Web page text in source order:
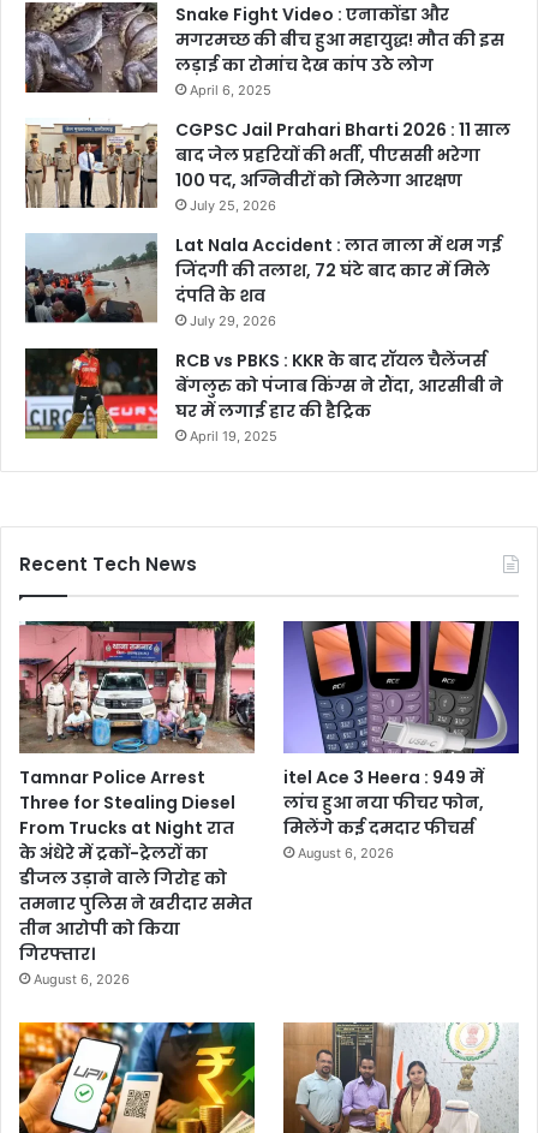
Snake Fight Video : एनाकोंडा और
मगरमच्छ की बीच हुआ महायुद्ध! मौत की इस
लड़ाई का रोमांच देख कांप उठे लोग
April 6, 2025
CGPSC Jail Prahari Bharti 2026 : 11 साल
बाद जेल प्रहरियों की भर्ती, पीएससी भरेगा
100 पद, अग्निवीरों को मिलेगा आरक्षण
July 25, 2026
Lat Nala Accident : लात नाला में थम गई
जिंदगी की तलाश, 72 घंटे बाद कार में मिले
दंपति के शव
July 29, 2026
RCB vs PBKS : KKR के बाद रॉयल चैलेंजर्स
बेंगलुरु को पंजाब किंग्स ने रौंदा, आरसीबी ने
घर में लगाई हार की हैट्रिक
April 19, 2025
Recent Tech News
Tamnar Police Arrest
Three for Stealing Diesel
From Trucks at Night रात
के अंधेरे में ट्रकों-ट्रेलरों का
डीजल उड़ाने वाले गिरोह को
तमनार पुलिस ने खरीदार समेत
तीन आरोपी को किया
गिरफ्तार।
August 6, 2026
itel Ace 3 Heera : 949 में
लांच हुआ नया फीचर फोन,
मिलेंगे कई दमदार फीचर्स
August 6, 2026